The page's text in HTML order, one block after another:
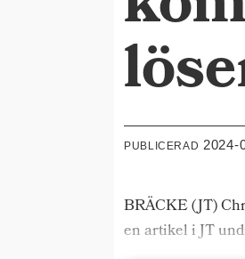
PUBLICERAD
BRÄCKE (JT)
en artikel i JT